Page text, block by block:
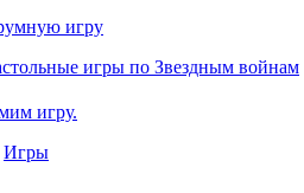
игру
игры по Звездным войнам
игру.
Игры